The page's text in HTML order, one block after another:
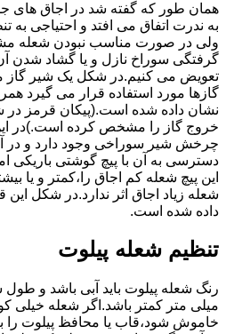
همان طور که گفته شد در اجاق های
به ندرت اتفاق می افتد و احتیاجی به
ولی در صورت مناسب نبودن شعله
گرفتگی سوراخ نازل و یا گشاد شدن آن
تعویض می کنیم.در شکل یک شیر گاز
گازها مورد استفاده قرار می گیرد
نشان داده شده است.(پیکان قرمز در
خروج گاز را مشخص کرده است.)در
چرخش شیر سوراخی وجود دارد و در
دسترسی به آن با پیچ گوشتی باریکی
این پیچ شعله کم اجاق را،کمتر و یا
شعله زیاد اجاق اثر ندارد.در شکل
داده شده است.
تنظیم شعله پیلوت
میلی متر کمتر باشد.اگر شعله خیلی
خاموش شود،قاب یا محافظ پیلوت را